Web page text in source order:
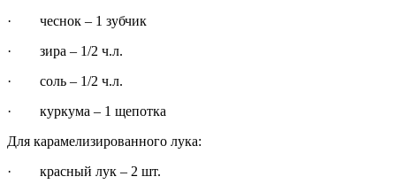
· чеснок – 1 зубчик
· зира – 1/2 ч.л.
· соль – 1/2 ч.л.
· куркума – 1 щепотка
Для карамелизированного лука:
· красный лук – 2 шт.